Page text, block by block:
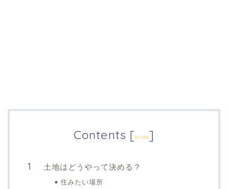
Contents [hide]
土地はどうやって決める？
住みたい場所